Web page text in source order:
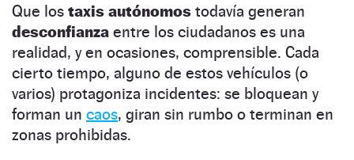
Que los taxis autónomos todavía generan
desconfianza entre los ciudadanos es una
realidad, y en ocasiones, comprensible. Cada
cierto tiempo, alguno de estos vehículos (o
varios) protagoniza incidentes: se bloquean y
forman un caos, giran sin rumbo o terminan en
zonas prohibidas.